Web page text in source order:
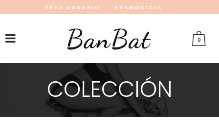
ÁREA USUARIO
FRANQUICIA
0
COLECCIÓN